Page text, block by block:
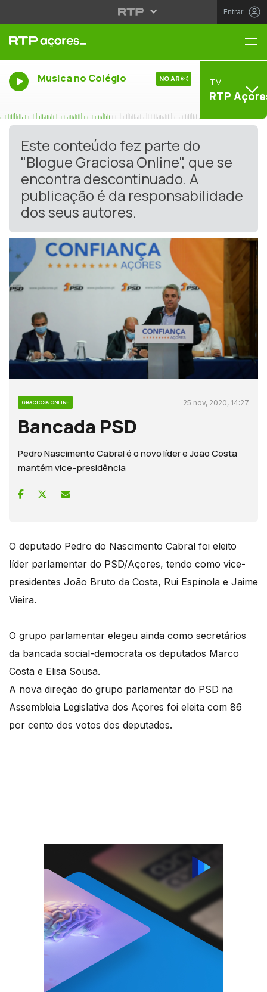
Entrar
Musica no Colégio NO AR TV
RTP
Este conteúdo fez parte do
"Blogue Graciosa Online", que se
encontra descontinuado. A
publicação é da responsabilidade
dos seus autores.
GRACIOSA ONLINE 25 nov, 2020, 14:27
Bancada PSD
Pedro Nascimento Cabral é o novo líder e João Costa
mantém vice-presidência
O deputado Pedro do Nascimento Cabral foi eleito
líder parlamentar do PSD/Açores, tendo como vice-
presidentes João Bruto da Costa, Rui Espínola e Jaime
Vieira.
O grupo parlamentar elegeu ainda como secretários
da bancada social-democrata os deputados Marco
Costa e Elisa Sousa.
A nova direção do grupo parlamentar do PSD na
Assembleia Legislativa dos Açores foi eleita com 86
por cento dos votos dos deputados.